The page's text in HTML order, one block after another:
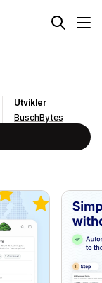
Utvikler
BuschBytes